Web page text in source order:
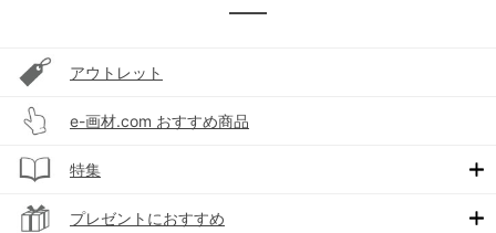
アウトレット
e-画材.com おすすめ商品
特集
プレゼントにおすすめ